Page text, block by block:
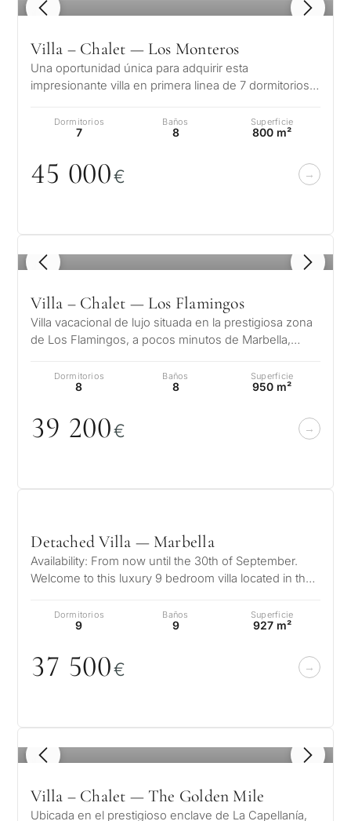
1 / 8
Villa – Chalet — Los Monteros
Una oportunidad única para adquirir esta
impresionante villa en primera linea de 7 dormitorios
Dormitorios
7
Baños
8
Superficie
800 m²
45 000€
1 / 8
Villa – Chalet — Los Flamingos
Villa vacacional de lujo situada en la prestigiosa zona
de Los Flamingos, a pocos minutos de Marbella,
Dormitorios
8
Baños
8
Superficie
950 m²
39 200€
Detached Villa — Marbella
Availability: From now until the 30th of September.
Welcome to this luxury 9 bedroom villa located in the
Dormitorios
9
Baños
9
Superficie
927 m²
37 500€
1 / 8
Villa – Chalet — The Golden Mile
Ubicada en el prestigioso enclave de La Capellanía,